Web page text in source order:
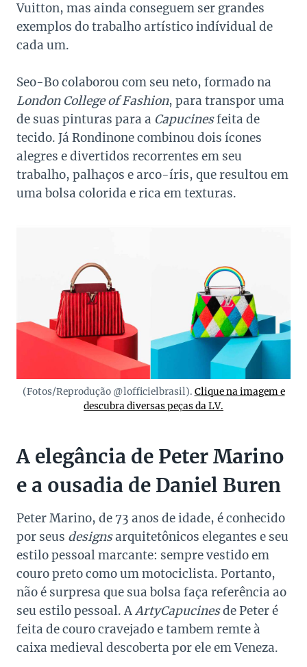
Vuitton, mas ainda conseguem ser grandes
exemplos do trabalho artístico indívidual de
cada um.
Seo-Bo colaborou com seu neto, formado na
London College of Fashion, para transpor uma
de suas pinturas para a Capucinesfeita de
tecido. Já Rondinone combinou dois ícones
alegres e divertidos recorrentes em seu
trabalho, palhaços e arco-íris, que resultou em
uma bolsa colorida e rica em texturas.
(Fotos/Reprodução @lofficielbrasil). Clique na imagem e
descubra diversas peças da LV.
A elegância de Peter Marino
e a ousadia de Daniel Buren
Peter Marino, de 73 anos de idade, é conhecido
por seus designsarquitetônicos elegantes e seu
estilo pessoal marcante: sempre vestido em
couro preto como um motociclista. Portanto,
não é surpresa que sua bolsa faça referência ao
seu estilo pessoal. AArtyCapucinesde Peter é
feita de couro cravejado e tambem remte à
caixa medieval descoberta por ele em Veneza.